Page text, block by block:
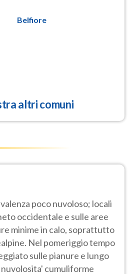
Belfiore
altri comuni
poco nuvoloso; locali
occidentale e sulle aree
minime in calo, soprattutto
Nel pomeriggio tempo
sulle pianure e lungo
cumuliforme